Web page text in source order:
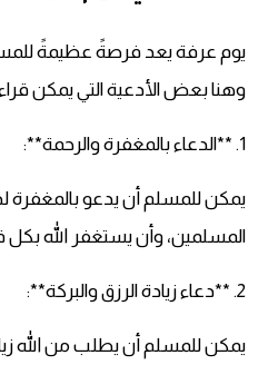
يوم عرفة يعد فرصةً عظيمةً
وهنا بعض الأدعية التي يمكن
1. **الدعاء بالمغفرة والرحمة**:
يمكن للمسلم أن يدعو بالمغفرة
المسلمين، وأن يستغفر الله بكل
2. **دعاء زيادة الرزق والبركة**:
يمكن للمسلم أن يطلب من الله